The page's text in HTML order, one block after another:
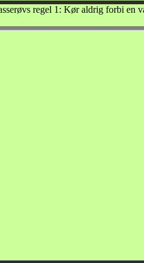
regel 1: Kør aldrig forbi en